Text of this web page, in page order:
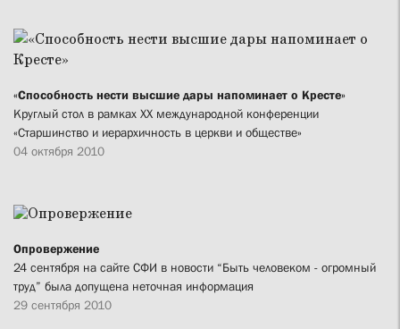
«Способность нести высшие дары напоминает о Кресте»
Круглый стол в рамках ХХ международной конференции
«Старшинство и иерархичность в церкви и обществе»
04 октября 2010
Опровержение
24 сентября на сайте СФИ в новости “Быть человеком - огромный
труд” была допущена неточная информация
29 сентября 2010